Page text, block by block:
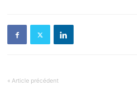
« Article précédent